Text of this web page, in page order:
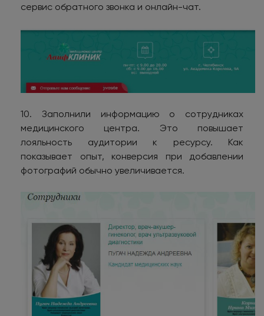
сервис обратного звонка и онлайн-чат.
10. Заполнили информацию о сотрудниках
медицинского центра. Это повышает
лояльность аудитории к ресурсу. Как
показывает опыт, конверсия при добавлении
фотографий обычно увеличивается.